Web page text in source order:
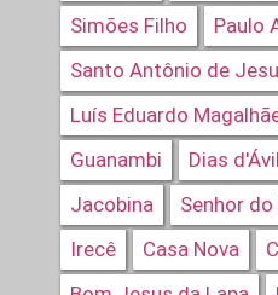
Simões Filho
Paulo
Santo Antônio de
Luís Eduardo
Guanambi
Dias
Jacobina
Senhor
Irecê
Casa Nova